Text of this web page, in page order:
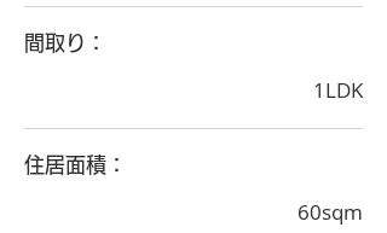
間取り：
1LDK
住居面積：
60sqm